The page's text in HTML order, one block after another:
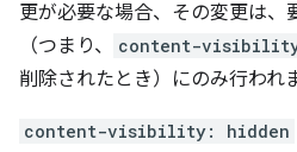
更が必要な場合、その変更は、
（つまり、
content-
削除されたとき）にのみ行われま
content-visibility: hidden